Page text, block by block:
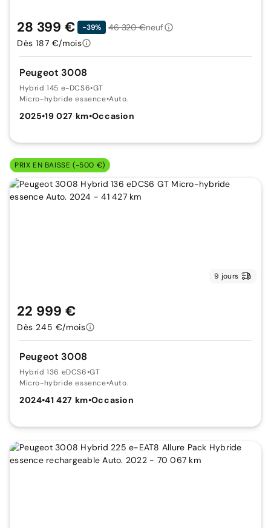
Peugeot 3008
Hybrid 145 e-DCS6•GT
Micro-hybride essence•Auto.
2025•19 027 km•Occasion
28 399 € -39% 46 320 €neuf
Dès 187 €/mois
PRIX EN BAISSE (-500 €)
9 jours
Peugeot 3008
Hybrid 136 eDCS6•GT
Micro-hybride essence•Auto.
2024•41 427 km•Occasion
22 999 €
Dès 245 €/mois